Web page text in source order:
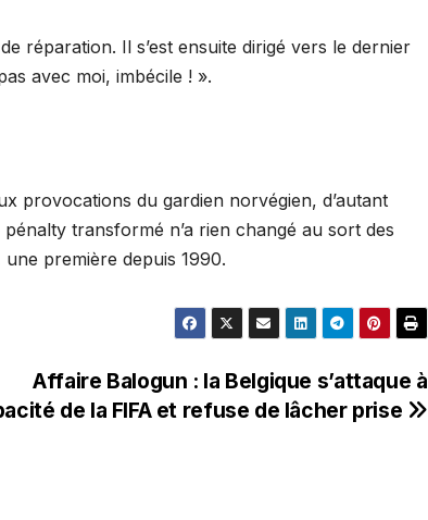
réparation. Il s’est ensuite dirigé vers le dernier
avec moi, imbécile ! ».
provocations du gardien norvégien, d’autant
transformé n’a rien changé au sort des
une première depuis 1990.
Affaire Balogun : la Belgique s’attaque à
de la FIFA et refuse de lâcher prise